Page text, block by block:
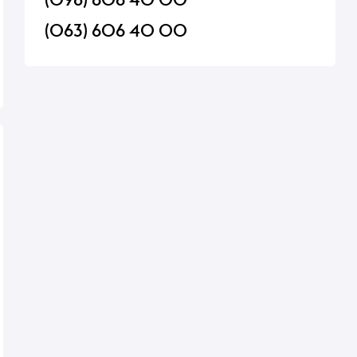
(063) 606 40 00